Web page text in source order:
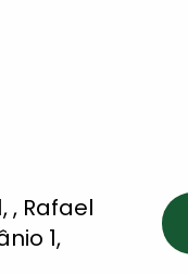
, Rafael
1,